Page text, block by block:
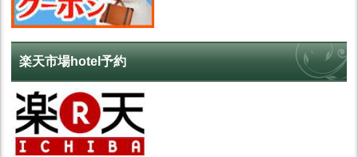
楽天市場hotel予約